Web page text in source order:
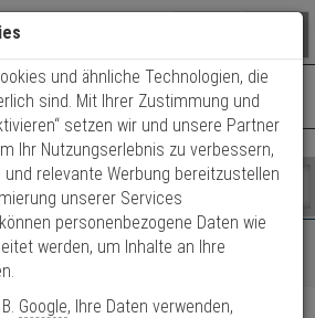
Warenkorb schließen
0 ARTIKEL IM WARENKORB
Ihr Warenkorb ist momentan leer.
()
Fertig
- Do.: 8:00 - 16:30 | Fr.: 8:00 - 14:00 Uhr
und ähnliche Technologien, die
sind. Mit Ihrer Zustimmung und
setzen wir und unsere Partner
Ihr Nutzungserlebnis zu verbessern,
relevante Werbung bereitzustellen
unserer Services
personenbezogene Daten wie
werden, um Inhalte an Ihre
Google, Ihre Daten verwenden,